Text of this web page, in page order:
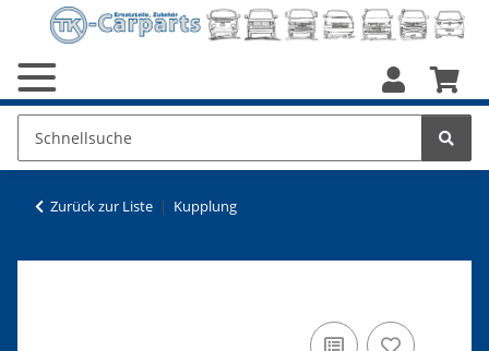
Zurück zur Liste Kupplung